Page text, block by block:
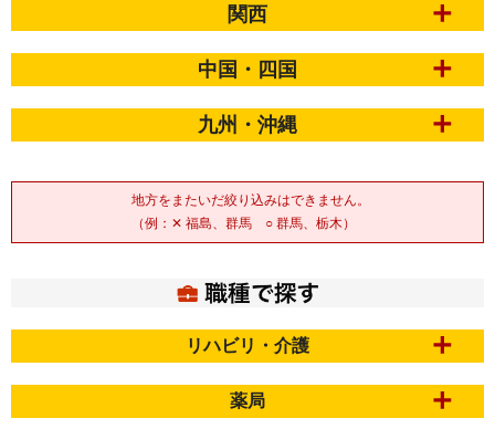
関西
中国・四国
九州・沖縄
地方をまたいだ絞り込みはできません。
（例：✕ 福島、群馬 ○ 群馬、栃木）
リハビリ・介護
薬局